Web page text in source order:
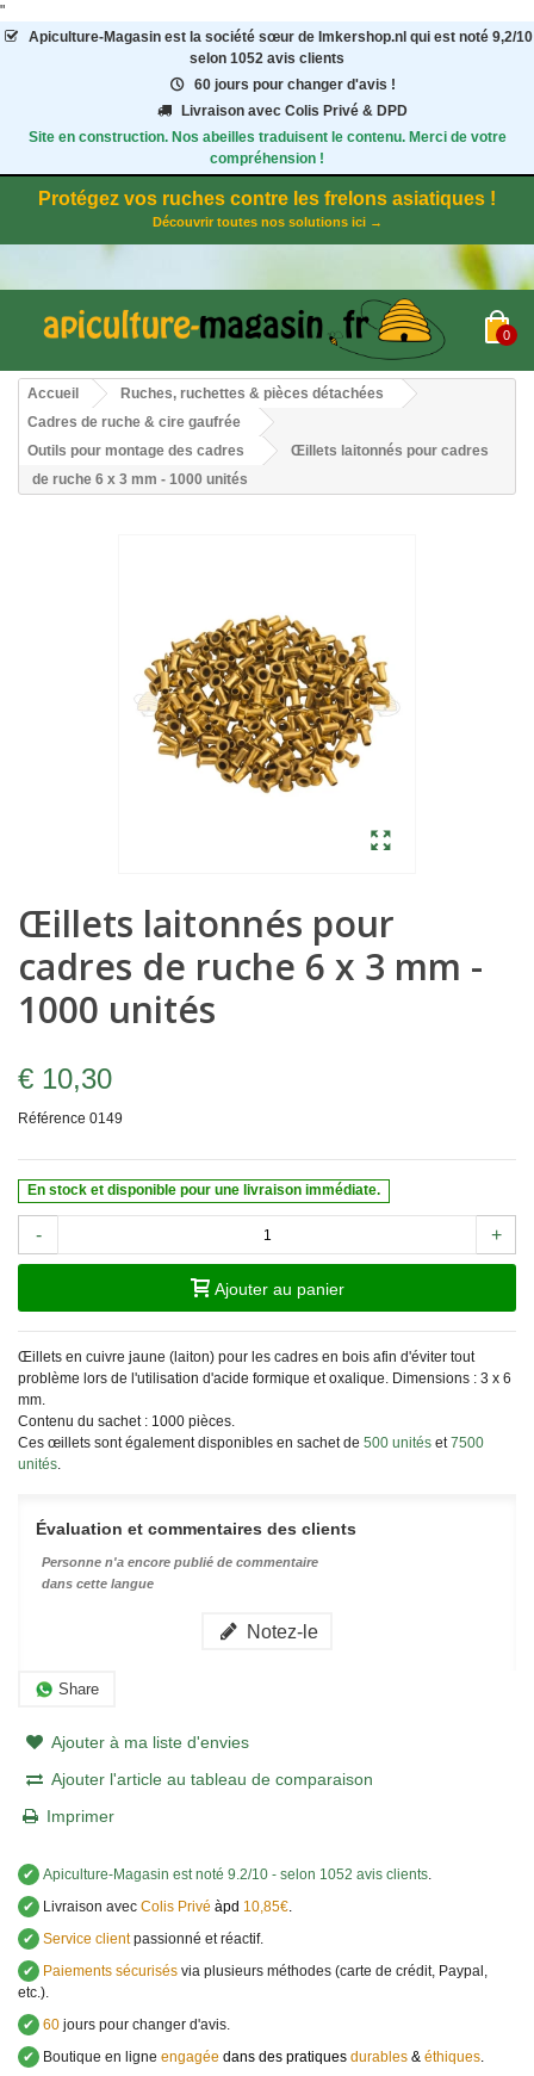
"
Apiculture-Magasinest la société sœur de Imkershop.nl qui est noté 9,2/10
selon 1052 avis clients
60 jours pour changer d'avis !
Livraison avec Colis Privé & DPD
Site en construction. Nos abeilles traduisent le contenu. Merci de votre
compréhension !
Protégez vos ruches contre les frelons asiatiques !
Découvrir toutes nos solutions ici →
0
Accueil
Ruches, ruchettes & pièces détachées
Cadres de ruche & cire gaufrée
Outils pour montage des cadres
Œillets laitonnés pour cadres
de ruche 6 x 3 mm - 1000 unités
Œillets laitonnés pour
cadres de ruche 6 x 3 mm -
1000 unités
€ 10,30
Référence 0149
En stock et disponible pour une livraison immédiate.
- +
Ajouter au panier
Œillets en cuivre jaune (laiton) pour les cadres en bois afin d'éviter tout
problème lors de l'utilisation d'acide formique et oxalique. Dimensions : 3 x 6
mm.
Contenu du sachet : 1000 pièces.
Ces œillets sont également disponibles en sachet de 500 unités et7500
unités.
Évaluation et commentaires des clients
Personne n'a encore publié de commentaire
dans cette langue
Notez-le
Share
Ajouter à ma liste d'envies
Ajouter l'article au tableau de comparaison
Imprimer
✔ Apiculture-Magasin est noté 9.2/10 - selon 1052 avis clients.
✔
Livraison avec Colis Privé àpd 10,85€.
✔ Service clientpassionné et réactif.
✔
Paiements sécurisés via plusieurs méthodes (carte de crédit, Paypal,
etc.).
✔ 60 jours pour changer d'avis.
✔
Boutique en ligne engagée dans des pratiques durables & éthiques.